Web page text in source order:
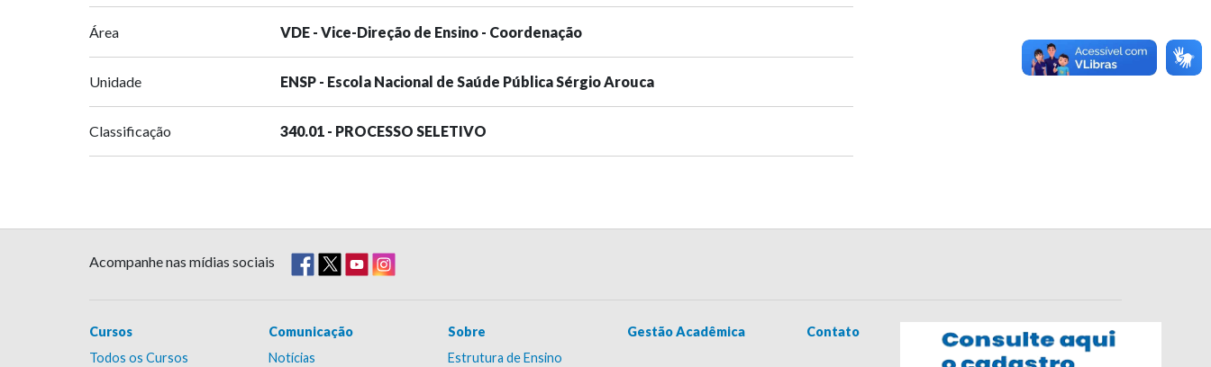
Área VDE - Vice-Direção de Ensino - Coordenação
Unidade ENSP - Escola Nacional de Saúde Pública Sérgio Arouca
Classificação 340.01 - PROCESSO SELETIVO
Acompanhe nas mídias sociais
Cursos
Todos os Cursos
Comunicação
Notícias
Sobre
Estrutura de Ensino
Gestão Acadêmica Contato